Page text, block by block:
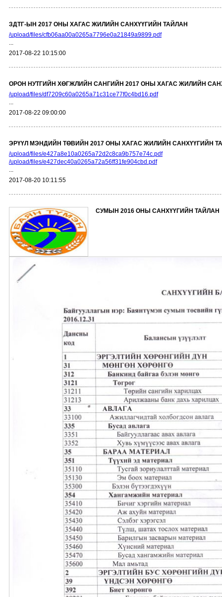
ЗДТГ-ЫН 2017 ОНЫ ХАГАС ЖИЛИЙН САНХҮҮГИЙН ТАЙЛАН
/upload/files/cfb06aa00a0265a7796e0a21849a9899.pdf
...
2017-08-22 10:15:00
ОРОН НУТГИЙН ХӨГЖЛИЙН САНГИЙН 2017 ОНЫ ХАГАС ЖИЛИЙН
/upload/files/df7209c60a0265a71c31ce77f0c4bd16.pdf
...
2017-08-22 09:00:00
ЭРҮҮЛ МЭНДИЙН ТӨВИЙН 2017 ОНЫ ХАГАС ЖИЛИЙН САНХҮҮГИЙН
/upload/files/e427a8e10a0265a72d2c8ca9b757e74c.pdf
/upload/files/e427dec40a0265a72a56ff31fe904cbd.pdf
...
2017-08-20 10:11:55
СУМЫН 2016 ОНЫ САНХҮҮГИЙН ТАЙЛАН